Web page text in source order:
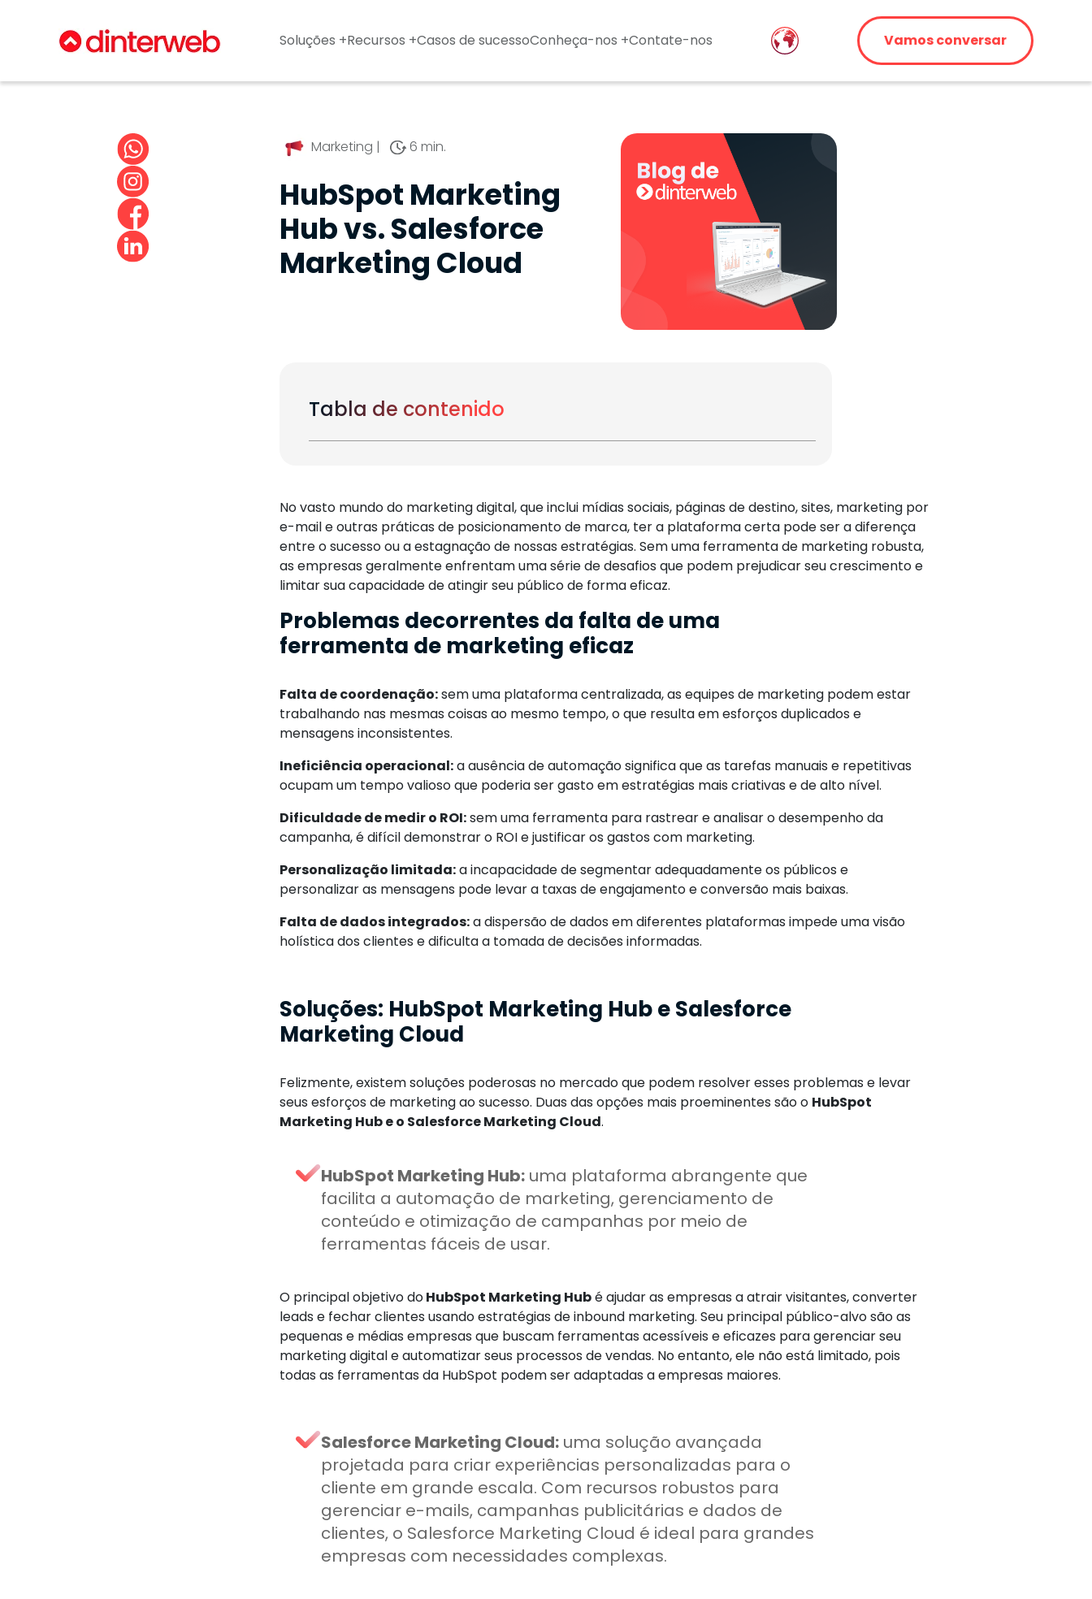
Soluções +Recursos +Casos de sucessoConheça-nos +Contate-nos Vamos conversar
Marketing | 6 min.
HubSpot Marketing
Hub vs. Salesforce
Marketing Cloud
Tabla de contenido
No vasto mundo do marketing digital, que inclui mídias sociais, páginas de destino, sites, marketing por
e-mail e outras práticas de posicionamento de marca, ter a plataforma certa pode ser a diferença
entre o sucesso ou a estagnação de nossas estratégias. Sem uma ferramenta de marketing robusta,
as empresas geralmente enfrentam uma série de desafios que podem prejudicar seu crescimento e
limitar sua capacidade de atingir seu público de forma eficaz.
Problemas decorrentes da falta de uma
ferramenta de marketing eficaz
Falta de coordenação:sem uma plataforma centralizada, as equipes de marketing podem estar
trabalhando nas mesmas coisas ao mesmo tempo, o que resulta em esforços duplicados e
mensagens inconsistentes.
Ineficiência operacional:a ausência de automação significa que as tarefas manuais e repetitivas
ocupam um tempo valioso que poderia ser gasto em estratégias mais criativas e de alto nível.
Dificuldade de medir o ROI:sem uma ferramenta para rastrear e analisar o desempenho da
campanha, é difícil demonstrar o ROI e justificar os gastos com marketing.
Personalização limitada:a incapacidade de segmentar adequadamente os públicos e
personalizar as mensagens pode levar a taxas de engajamento e conversão mais baixas.
Falta de dados integrados:a dispersão de dados em diferentes plataformas impede uma visão
holística dos clientes e dificulta a tomada de decisões informadas.
Soluções: HubSpot Marketing Hub e Salesforce
Marketing Cloud
Felizmente, existem soluções poderosas no mercado que podem resolver esses problemas e levar
seus esforços de marketing ao sucesso. Duas das opções mais proeminentes são o HubSpot
Marketing Hub e o Salesforce Marketing Cloud.
HubSpot Marketing Hub: uma plataforma abrangente que
facilita a automação de marketing, gerenciamento de
conteúdo e otimização de campanhas por meio de
ferramentas fáceis de usar.
O principal objetivo doHubSpot Marketing Hubé ajudar as empresas a atrair visitantes, converter
leads e fechar clientes usando estratégias de inbound marketing. Seu principal público-alvo são as
pequenas e médias empresas que buscam ferramentas acessíveis e eficazes para gerenciar seu
marketing digital e automatizar seus processos de vendas. No entanto, ele não está limitado, pois
todas as ferramentas da HubSpot podem ser adaptadas a empresas maiores.
Salesforce Marketing Cloud: uma solução avançada
projetada para criar experiências personalizadas para o
cliente em grande escala. Com recursos robustos para
gerenciar e-mails, campanhas publicitárias e dados de
clientes, o Salesforce Marketing Cloud é ideal para grandes
empresas com necessidades complexas.